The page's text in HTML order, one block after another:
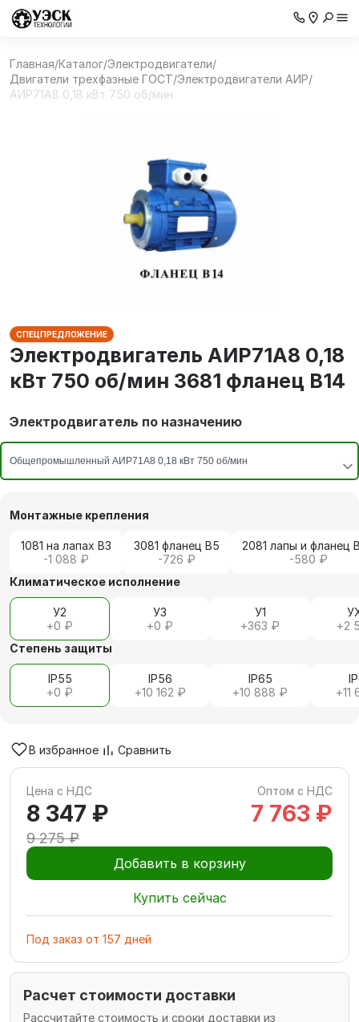
Главная/Каталог/Электродвигатели/
Двигатели трехфазные ГОСТ/Электродвигатели АИР/
АИР71А8 0,18 кВт 750 об/мин
СПЕЦПРЕДЛОЖЕНИЕ
Электродвигатель АИР71А8 0,18
кВт 750 об/мин 3681 фланец В14
Электродвигатель по назначению
Монтажные крепления
1081 на лапах В3
-1 088 ₽
3081 фланец В5
-726 ₽
2081 лапы и фланец
-580 ₽
Климатическое исполнение
У2
+0 ₽
У3
+0 ₽
У1
+363 ₽
+2
Степень защиты
IP55
+0 ₽
IP56
+10 162 ₽
IP65
+10 888 ₽
+11
В избранное Сравнить
Цена с НДС Оптом с НДС
8 347 ₽
9 275 ₽
7 763 ₽
Добавить в корзину
Купить сейчас
Под заказ от 157 дней
Расчет стоимости доставки
Рассчитайте стоимость и сроки доставки из